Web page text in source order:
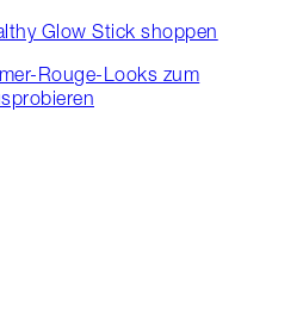
Glow Stick shoppen
Rouge-Looks zum